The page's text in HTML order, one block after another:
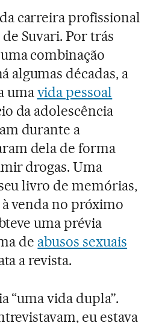
carreira profissional
Suvari. Por trás
combinação
algumas décadas, a
umavida pessoal
da adolescência
durante a
dela de forma
drogas. Uma
livro de memórias,
à venda no próximo
uma prévia
de abusos sexuais
a revista.
“uma vida dupla”.
eu estava